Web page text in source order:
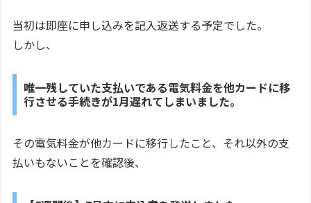
当初は即座に申し込みを記入返送する予定でした。
しかし、
唯一残していた支払いである電気料金を他カードに移
行させる手続きが1月遅れてしまいました。
その電気料金が他カードに移行したこと、それ以外の支
払いもないことを確認後、